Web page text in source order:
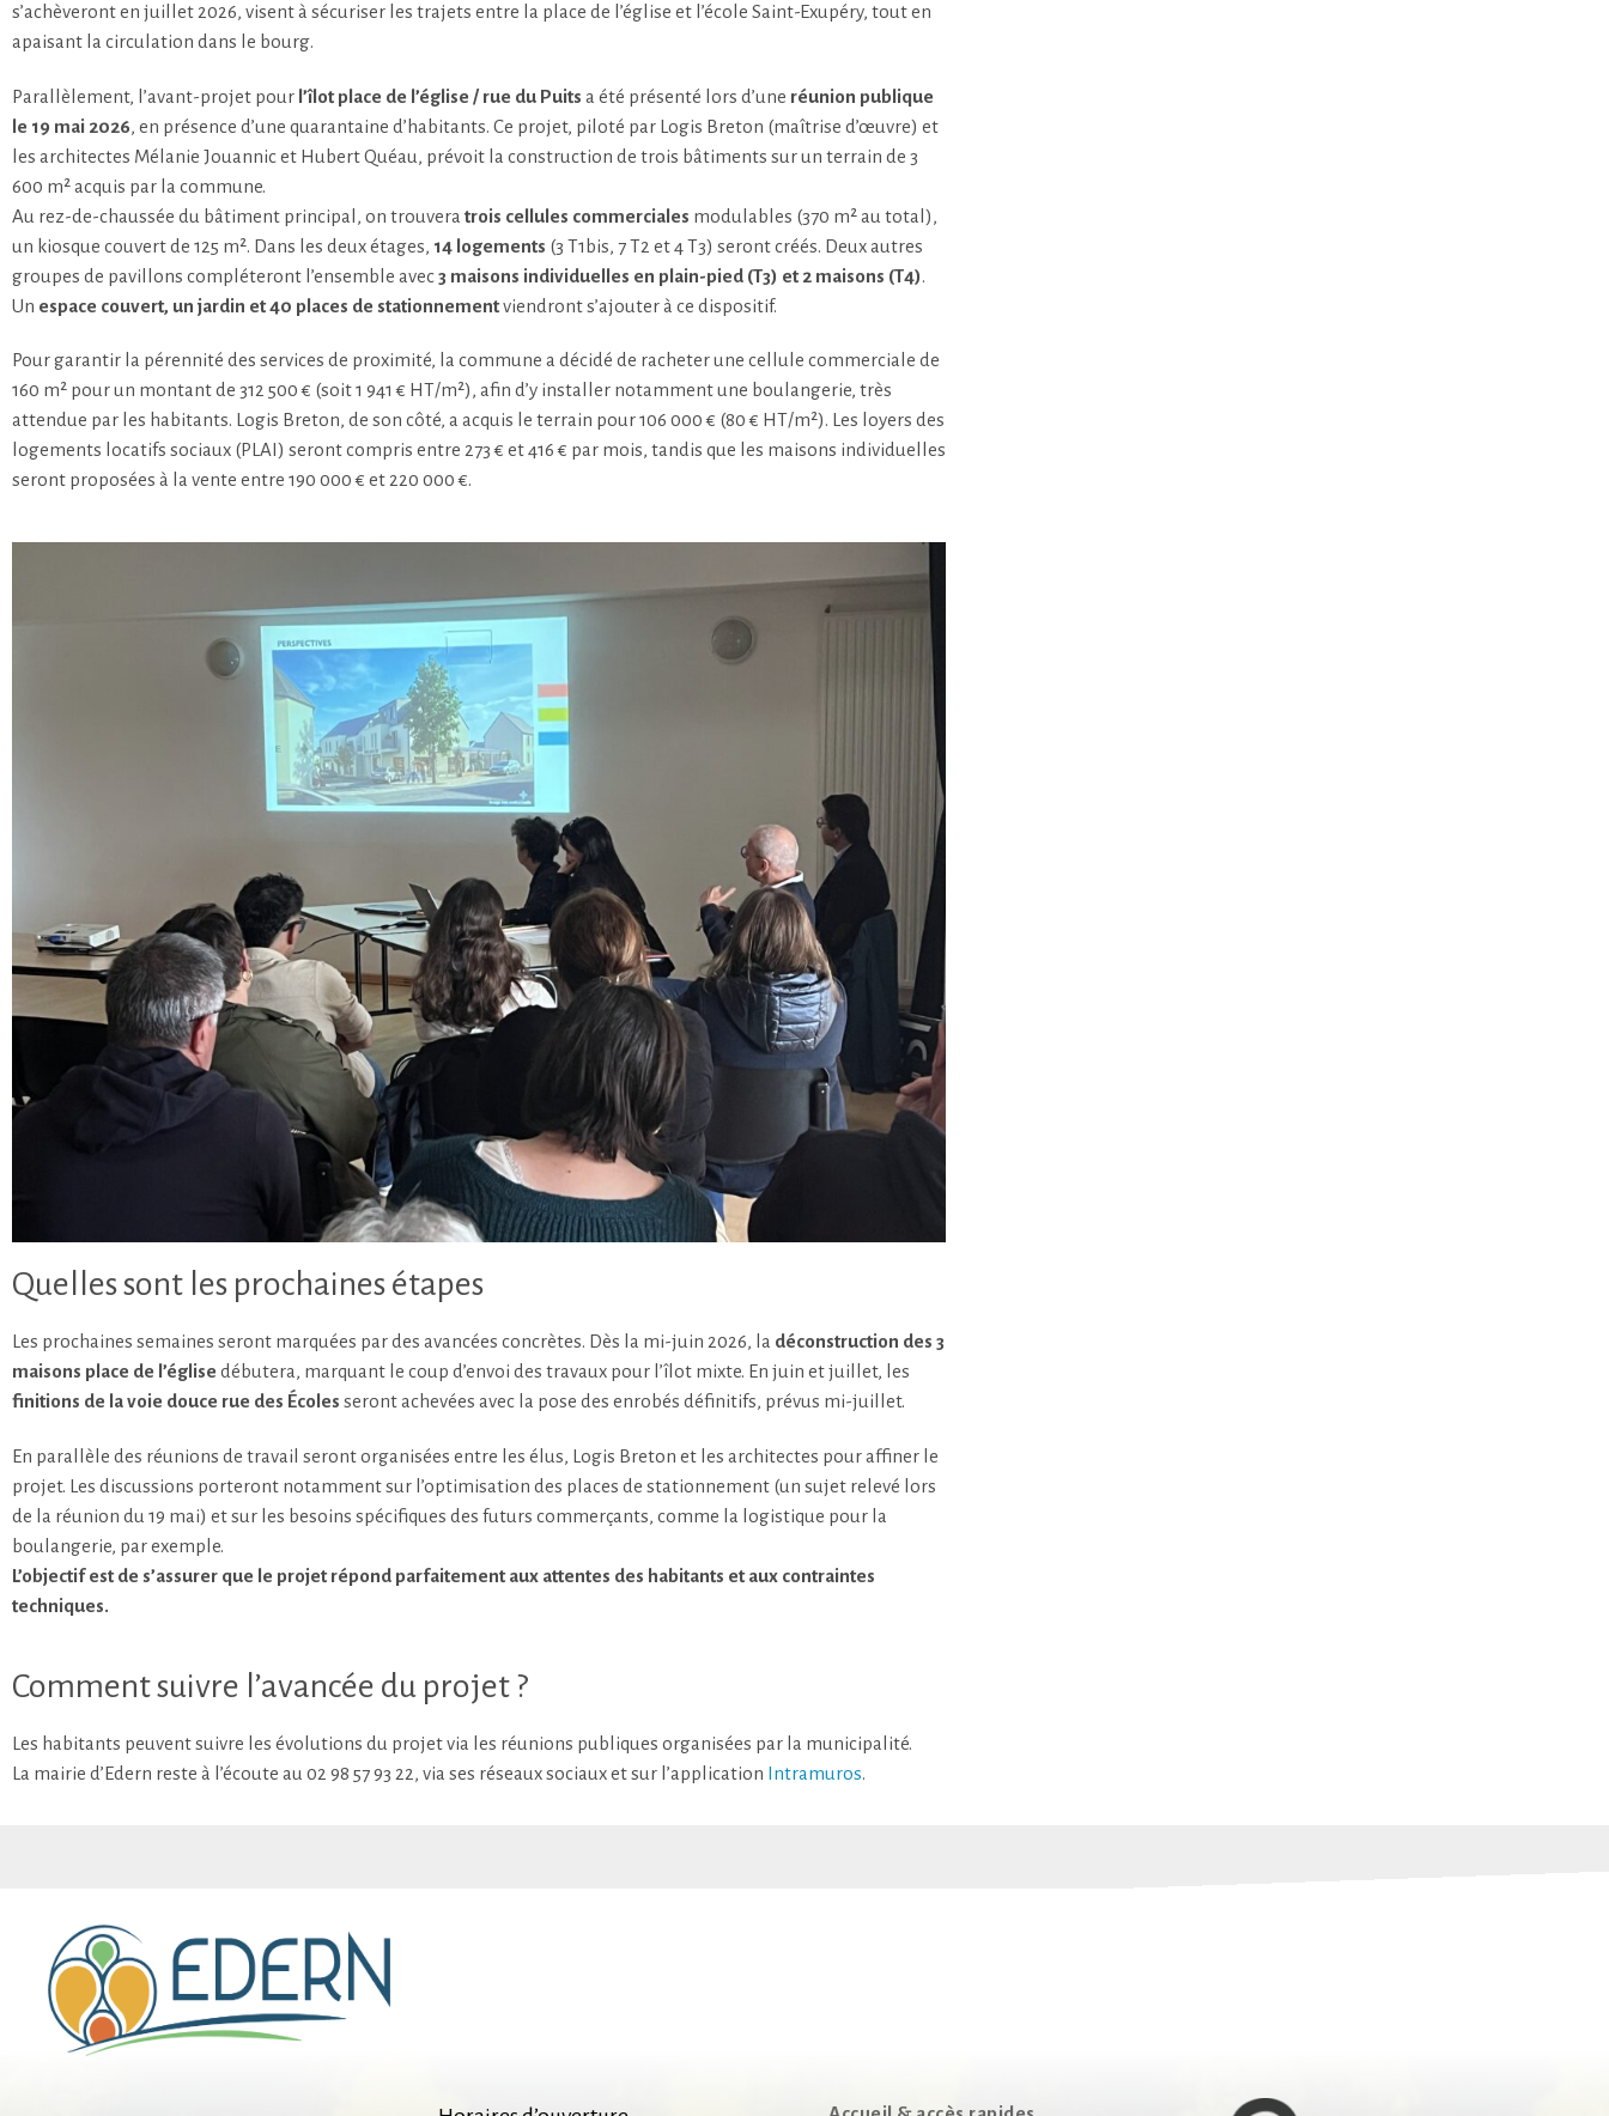
s’achèveront en juillet 2026, visent à sécuriser les trajets entre la place de l’église et l’école Saint-Exupéry, tout en
apaisant la circulation dans le bourg.
Parallèlement, l’avant-projet pour l’îlot place de l’église / rue du Puits a été présenté lors d’une réunion publique
le 19 mai 2026, en présence d’une quarantaine d’habitants. Ce projet, piloté par Logis Breton (maîtrise d’œuvre) et
les architectes Mélanie Jouannic et Hubert Quéau, prévoit la construction de trois bâtiments sur un terrain de 3
600 m² acquis par la commune.
Au rez-de-chaussée du bâtiment principal, on trouvera trois cellules commerciales modulables (370 m² au total),
un kiosque couvert de 125 m². Dans les deux étages, 14 logements (3 T1bis, 7 T2 et 4 T3) seront créés. Deux autres
groupes de pavillons compléteront l’ensemble avec3 maisons individuelles en plain-pied (T3) et 2 maisons (T4).
Un espace couvert, un jardin et 40 places de stationnementviendront s’ajouter à ce dispositif.
Pour garantir la pérennité des services de proximité, la commune a décidé de racheter une cellule commerciale de
160 m² pour un montant de 312 500 € (soit 1 941 € HT/m²), afin d’y installer notamment une boulangerie, très
attendue par les habitants. Logis Breton, de son côté, a acquis le terrain pour 106 000 € (80 € HT/m²). Les loyers des
logements locatifs sociaux (PLAI) seront compris entre 273 € et 416 € par mois, tandis que les maisons individuelles
seront proposées à la vente entre 190 000 € et 220 000 €.
Quelles sont les prochaines étapes
Les prochaines semaines seront marquées par des avancées concrètes. Dès la mi-juin 2026, la déconstruction des 3
maisons place de l’église débutera, marquant le coup d’envoi des travaux pour l’îlot mixte. En juin et juillet, les
finitions de la voie douce rue des Écoles seront achevées avec la pose des enrobés définitifs, prévus mi-juillet.
En parallèle des réunions de travail seront organisées entre les élus, Logis Breton et les architectes pour affiner le
projet. Les discussions porteront notamment sur l’optimisation des places de stationnement (un sujet relevé lors
de la réunion du 19 mai) et sur les besoins spécifiques des futurs commerçants, comme la logistique pour la
boulangerie, par exemple.
L’objectif est de s’assurer que le projet répond parfaitement aux attentes des habitants et aux contraintes
techniques.
Comment suivre l’avancée du projet ?
Les habitants peuvent suivre les évolutions du projet via les réunions publiques organisées par la municipalité.
La mairie d’Edern reste à l’écoute au 02 98 57 93 22, via ses réseaux sociaux et sur l’application Intramuros.